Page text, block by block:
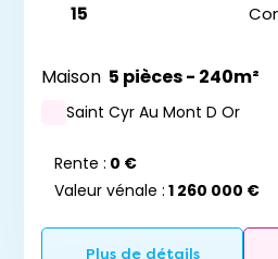
15
Maison 5 pièces - 240m²
Saint Cyr Au Mont D Or
Rente : 0 €
Valeur vénale : 1 260 000 €
Plus de détails